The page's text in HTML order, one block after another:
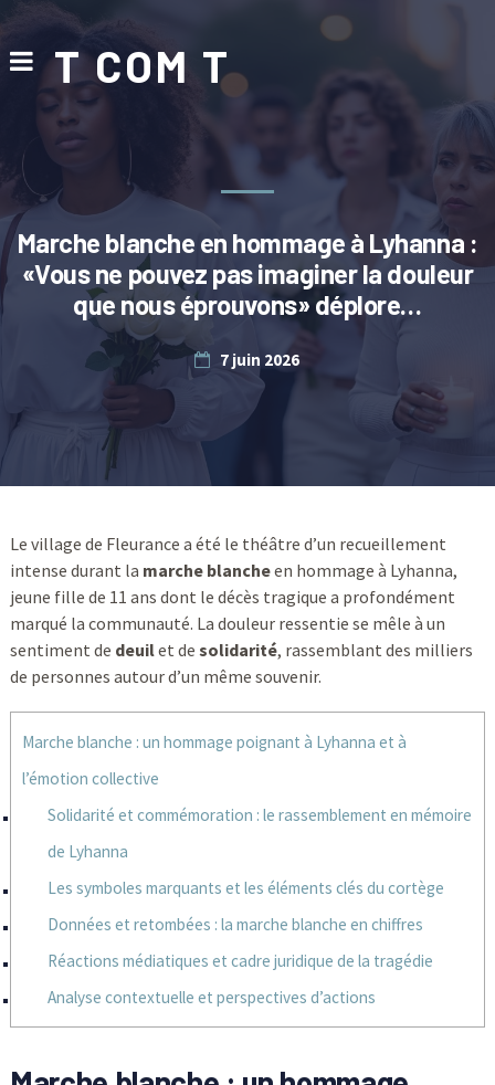
T COM T
Marche blanche en hommage à Lyhanna :
«Vous ne pouvez pas imaginer la douleur
que nous éprouvons» déplore…
7 juin 2026
Le village de Fleurance a été le théâtre d’un recueillement
intense durant la marche blancheen hommage à Lyhanna,
jeune fille de 11 ans dont le décès tragique a profondément
marqué la communauté. La douleur ressentie se mêle à un
sentiment de deuilet de solidarité, rassemblant des milliers
de personnes autour d’un même souvenir.
Marche blanche : un hommage poignant à Lyhanna et à
l’émotion collective
Solidarité et commémoration : le rassemblement en mémoire
de Lyhanna
Les symboles marquants et les éléments clés du cortège
Données et retombées : la marche blanche en chiffres
Réactions médiatiques et cadre juridique de la tragédie
Analyse contextuelle et perspectives d’actions